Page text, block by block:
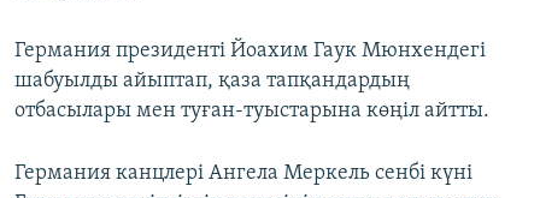
Германия президенті Йоахим Гаук Мюнхендегі
шабуылды айыптап, қаза тапқандардың
отбасылары мен туған-туыстарына көңіл айтты.
Германия канцлері Ангела Меркель сенбі күні